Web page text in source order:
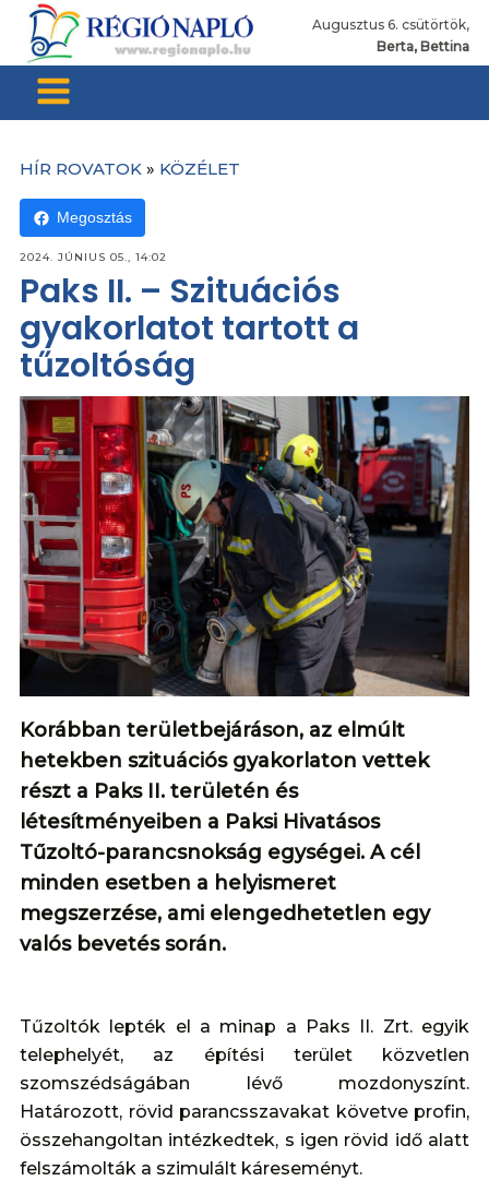
Augusztus 6. csütörtök,
Berta, Bettina
HÍR ROVATOK » KÖZÉLET
Megosztás
2024. JÚNIUS 05., 14:02
Paks II. – Szituációs
gyakorlatot tartott a
tűzoltóság
Korábban területbejáráson, az elmúlt
hetekben szituációs gyakorlaton vettek
részt a Paks II. területén és
létesítményeiben a Paksi Hivatásos
Tűzoltó-parancsnokság egységei. A cél
minden esetben a helyismeret
megszerzése, ami elengedhetetlen egy
valós bevetés során.
Tűzoltók lepték el a minap a Paks II. Zrt. egyik
telephelyét, az építési terület közvetlen
szomszédságában lévő mozdonyszínt.
Határozott, rövid parancsszavakat követve profin,
összehangoltan intézkedtek, s igen rövid idő alatt
felszámolták a szimulált káreseményt.